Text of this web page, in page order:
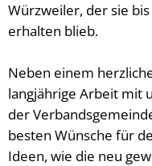
Würzweiler, der sie
erhalten blieb.
Neben einem
langjährige Arbeit mit
der
besten Wünsche für
Ideen, wie die neu